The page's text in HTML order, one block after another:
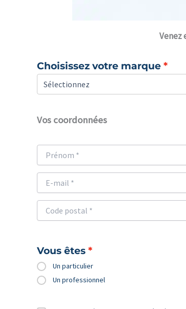
Venez
Choisissez votre marque
Vos coordonnées
Vous êtes
Un particulier
Un professionnel